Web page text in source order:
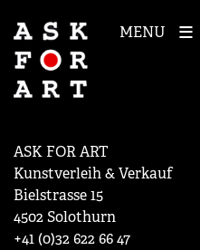
MENU
ASK FOR ART
Kunstverleih & Verkauf
Bielstrasse 15
4502 Solothurn
+41 (0)32 622 66 47